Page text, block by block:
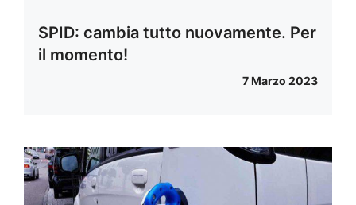
SPID: cambia tutto nuovamente. Per
il momento!
7 Marzo 2023